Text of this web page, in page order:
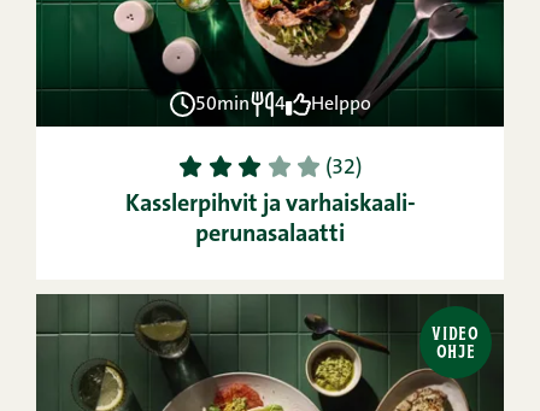
50min 4 Helppo
1 2 3 4 5 (32)
Kasslerpihvit ja varhaiskaali-
perunasalaatti
VIDEO
OHJE